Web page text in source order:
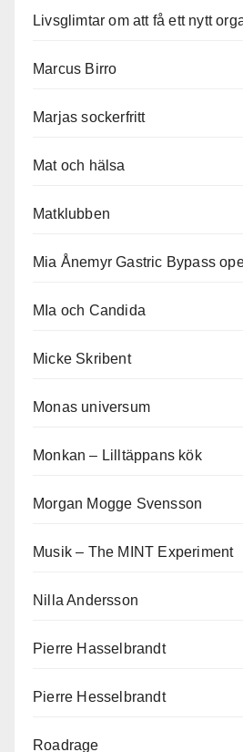
Livsglimtar om att få ett nytt
Marcus Birro
Marjas sockerfritt
Mat och hälsa
Matklubben
Mia Ånemyr Gastric Bypass
MIa och Candida
Micke Skribent
Monas universum
Monkan – Lilltäppans kök
Morgan Mogge Svensson
Musik – The MINT Experiment
Nilla Andersson
Pierre Hasselbrandt
Pierre Hesselbrandt
Roadrage